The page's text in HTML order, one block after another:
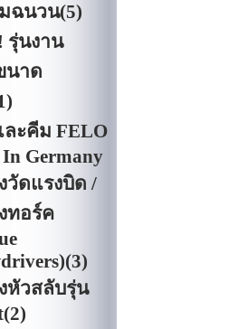
ฉนวน(5)
รุ่นงาน
นาด
ะคีม FELO
Germany
วัดแรงบิด /
ทอร์ค
(3)
หัวสลับรุ่น
(2)